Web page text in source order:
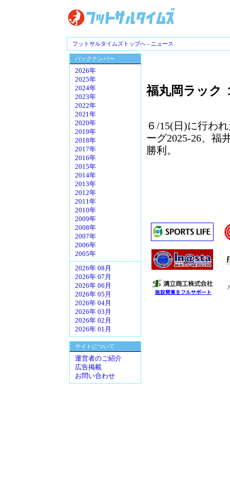
フットサルタイムズトップへ - ニュース
バックナンバー
2026年
2025年
2024年
2023年
2022年
2021年
2020年
2019年
2018年
2017年
2016年
2015年
2014年
2013年
2012年
2011年
2010年
2009年
2008年
2007年
2006年
2005年
2026年 08月
2026年 07月
2026年 06月
2026年 05月
2026年 04月
2026年 03月
2026年 02月
2026年 01月
サイトについて
運営者のご紹介
広告掲載
お問い合わせ
福丸岡ラック
６/15(日)に行わ
ーグ2025-26、福
勝利。